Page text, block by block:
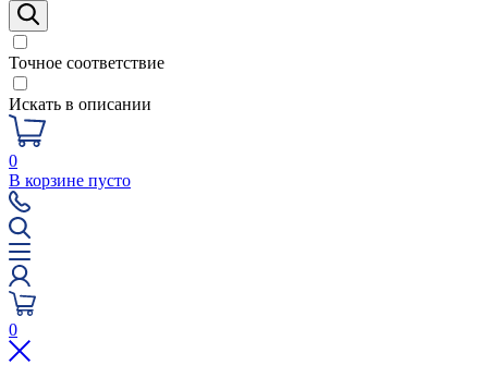
Точное соответствие
Искать в описании
0
В корзине пусто
0